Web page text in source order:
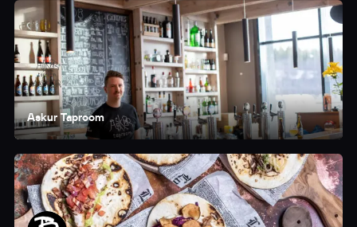
Askur Taproom